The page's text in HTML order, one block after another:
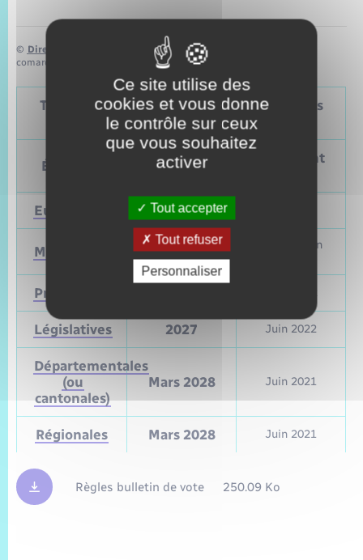
© Direction de l’information légale et administrative
comarquage developpé par
baseo.io
Tableau – Dates et périodicité des élections
politiques
Élections
Prochain
Précédent
Européennes 9 juin 2024
Municipales 2026
Mars et juin
Présidentielle
Législatives 2027 Juin 2022
Départementales
(ou
cantonales)
Mars 2028 Juin 2021
Régionales Mars 2028 Juin 2021
Règles bulletin de vote 250.09 Ko
Ce site utilise des
cookies et vous donne
le contrôle sur ceux
que vous souhaitez
activer
Tout accepter
Tout refuser
Personnaliser